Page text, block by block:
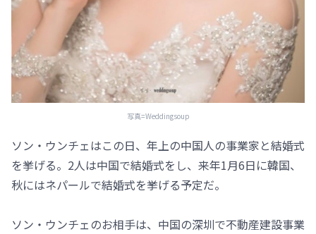
写真=Weddingsoup
ソン・ウンチェはこの日、年上の中国人の事業家と結婚式
を挙げる。2人は中国で結婚式をし、来年1月6日に韓国、
秋にはネパールで結婚式を挙げる予定だ。
ソン・ウンチェのお相手は、中国の深圳で不動産建設事業